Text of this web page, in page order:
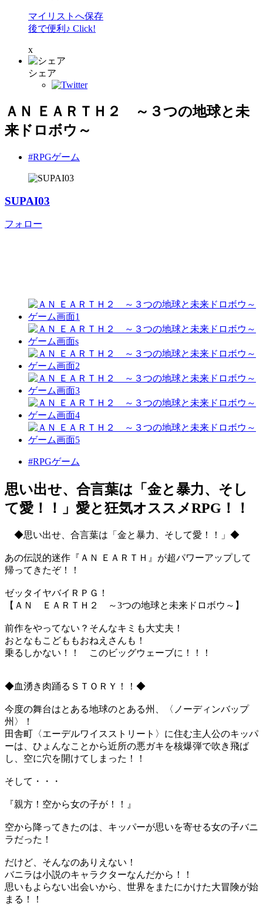
マイリストへ保存
後で便利♪ Click!
x
シェア
ＡＮ ＥＡＲＴＨ２ ～３つの地球と未
来ドロボウ～
#RPGゲーム
SUPAI03
フォロー
#RPGゲーム
思い出せ、合言葉は「金と暴力、そし
て愛！！」愛と狂気オススメRPG！！
◆思い出せ、合言葉は「金と暴力、そして愛！！」◆
あの伝説的迷作『ＡＮ ＥＡＲＴＨ』が超パワーアップして
帰ってきたぞ！！
ゼッタイヤバイＲＰＧ！
【ＡＮ ＥＡＲＴＨ２ ～3つの地球と未来ドロボウ～】
前作をやってない？そんなキミも大丈夫！
おとなもこどももおねえさんも！
乗るしかない！！ このビッグウェーブに！！！
◆血湧き肉踊るＳＴＯＲＹ！！◆
今度の舞台はとある地球のとある州、〈ノーディンバップ
州〉！
田舎町〈エーデルワイスストリート〉に住む主人公のキッパ
ーは、ひょんなことから近所の悪ガキを核爆弾で吹き飛ば
し、空に穴を開けてしまった！！
そして・・・
『親方！空から女の子が！！』
空から降ってきたのは、キッパーが思いを寄せる女の子バニ
ラだった！
だけど、そんなのありえない！
バニラは小説のキャラクターなんだから！！
思いもよらない出会いから、世界をまたにかけた大冒険が始
まる！！